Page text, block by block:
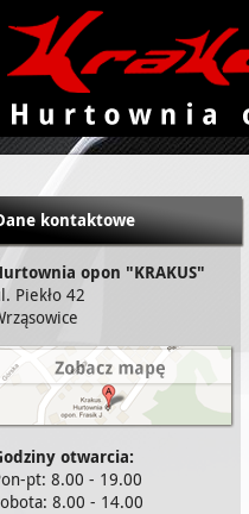
KRAKUS - hurtownia opon
kontaktowe
opon "KRAKUS"
Piekło 42
otwarcia:
pt: 8.00 - 19.00
8.00 - 14.00